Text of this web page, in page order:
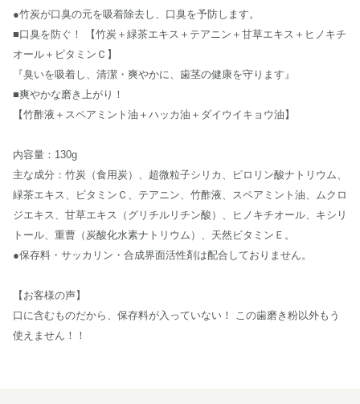
●竹炭が口臭の元を吸着除去し、口臭を予防します。
■口臭を防ぐ！ 【竹炭＋緑茶エキス＋テアニン＋甘草エキス＋ヒノキチ
オール＋ビタミンＣ】
『臭いを吸着し、清潔・爽やかに、歯茎の健康を守ります』
■爽やかな磨き上がり！
【竹酢液＋スペアミント油＋ハッカ油＋ダイウイキョウ油】
内容量：130g
主な成分：竹炭（食用炭）、超微粒子シリカ、ピロリン酸ナトリウム、
緑茶エキス、ビタミンＣ、テアニン、竹酢液、スペアミント油、ムクロ
ジエキス、甘草エキス（グリチルリチン酸）、ヒノキチオール、キシリ
トール、重曹（炭酸化水素ナトリウム）、天然ビタミンＥ。
●保存料・サッカリン・合成界面活性剤は配合しておりません。
【お客様の声】
口に含むものだから、保存料が入っていない！ この歯磨き粉以外もう
使えません！！